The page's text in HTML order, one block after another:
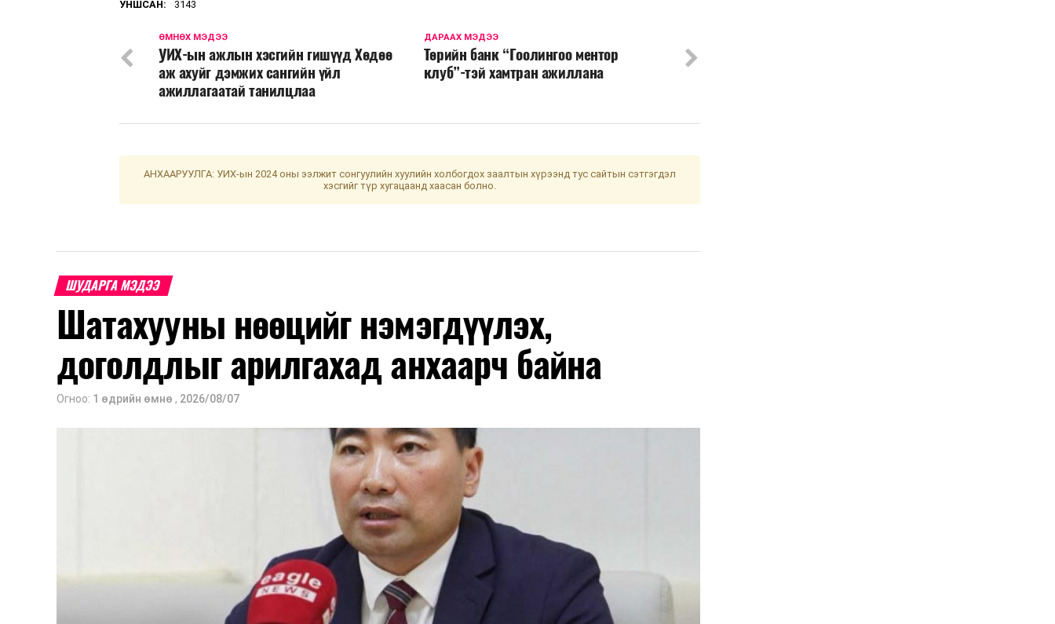
УНШСАН: 3143
ДАРААХ МЭДЭЭ
Төрийн банк “Гоолингоо ментор
клуб”-тэй хамтран ажиллана
ӨМНӨХ МЭДЭЭ
УИХ-ын ажлын хэсгийн гишүүд Хөдөө
аж ахуйг дэмжих сангийн үйл
ажиллагаатай танилцлаа
АНХААРУУЛГА: УИХ-ын 2024 оны ээлжит сонгуулийн хуулийн холбогдох заалтын хүрээнд тус сайтын сэтгэгдэл
хэсгийг түр хугацаанд хаасан болно.
ШУДАРГА МЭДЭЭ
Шатахууны нөөцийг нэмэгдүүлэх,
доголдлыг арилгахад анхаарч байна
Огноо: 1 өдрийн өмнө , 2026/08/07